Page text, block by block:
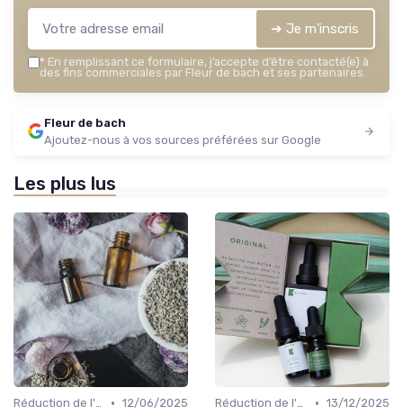
➔ Je m'inscris
* En remplissant ce formulaire, j’accepte d’être contacté(e) à
des fins commerciales par Fleur de bach et ses partenaires.
Fleur de bach
Ajoutez-nous à vos sources préférées sur Google
Les plus lus
Réduction de l'anxiété • 12/06/2025
Réduction de l'anxiété • 13/12/2025